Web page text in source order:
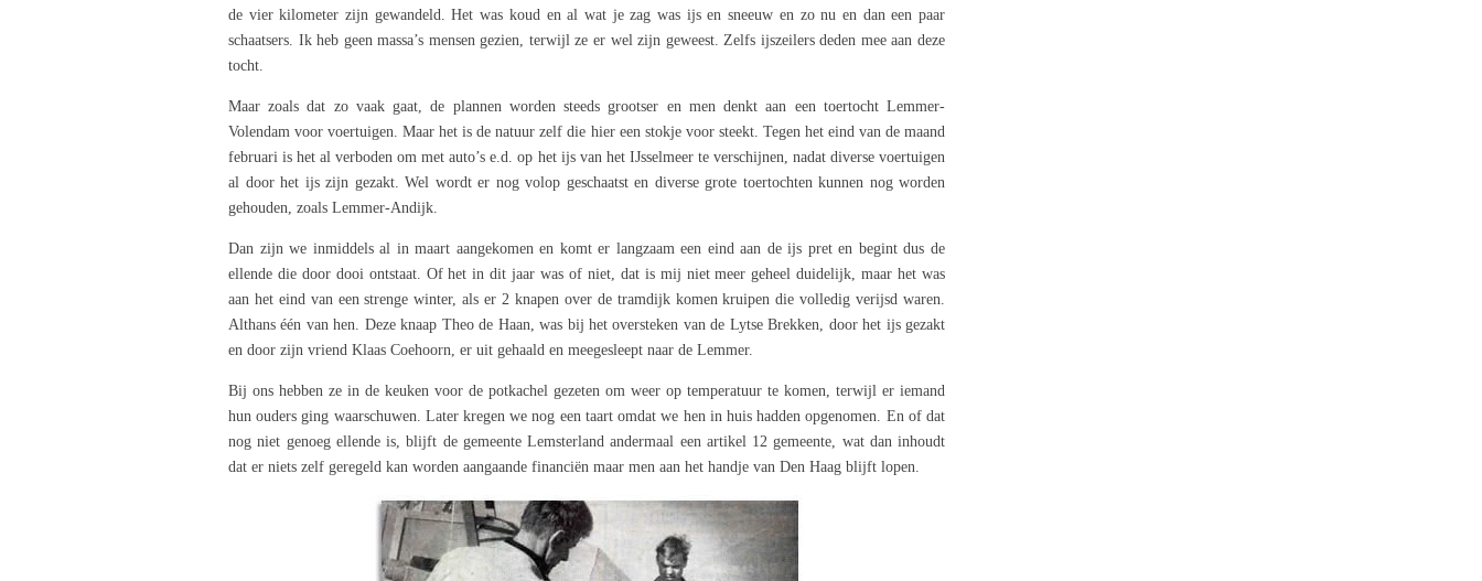
de vier kilometer zijn gewandeld. Het was koud en al wat je zag was ijs en sneeuw en zo nu en dan een paar
schaatsers. Ik heb geen massa’s mensen gezien, terwijl ze er wel zijn geweest. Zelfs ijszeilers deden mee aan deze
tocht.
Maar zoals dat zo vaak gaat, de plannen worden steeds grootser en men denkt aan een toertocht Lemmer-
Volendam voor voertuigen. Maar het is de natuur zelf die hier een stokje voor steekt. Tegen het eind van de maand
februari is het al verboden om met auto’s e.d. op het ijs van het IJsselmeer te verschijnen, nadat diverse voertuigen
al door het ijs zijn gezakt. Wel wordt er nog volop geschaatst en diverse grote toertochten kunnen nog worden
gehouden, zoals Lemmer-Andijk.
Dan zijn we inmiddels al in maart aangekomen en komt er langzaam een eind aan de ijs pret en begint dus de
ellende die door dooi ontstaat. Of het in dit jaar was of niet, dat is mij niet meer geheel duidelijk, maar het was
aan het eind van een strenge winter, als er 2 knapen over de tramdijk komen kruipen die volledig verijsd waren.
Althans één van hen. Deze knaap Theo de Haan, was bij het oversteken van de Lytse Brekken, door het ijs gezakt
en door zijn vriend Klaas Coehoorn, er uit gehaald en meegesleept naar de Lemmer.
Bij ons hebben ze in de keuken voor de potkachel gezeten om weer op temperatuur te komen, terwijl er iemand
hun ouders ging waarschuwen. Later kregen we nog een taart omdat we hen in huis hadden opgenomen. En of dat
nog niet genoeg ellende is, blijft de gemeente Lemsterland andermaal een artikel 12 gemeente, wat dan inhoudt
dat er niets zelf geregeld kan worden aangaande financiën maar men aan het handje van Den Haag blijft lopen.